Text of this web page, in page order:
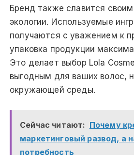
Бренд также славится
экологии. Используемые
получаются с уважением к
упаковка продукции
Это делает выбор Lola
выгодным для ваших волос,
окружающей среды.
Сейчас читают: Почему
маркетинговый развод, а
потребность